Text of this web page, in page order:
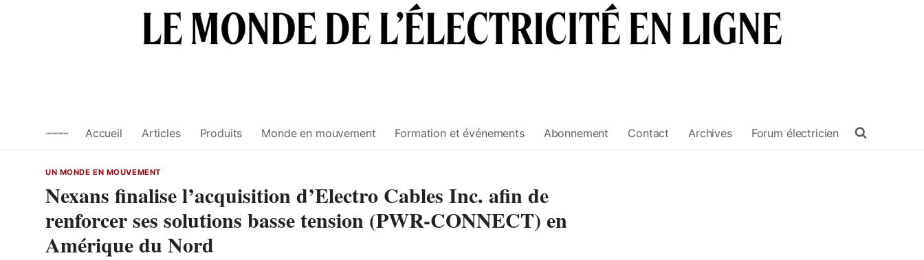
Accueil Articles Produits Monde en mouvement Formation et événements Abonnement Contact Archives Forum électricien
UN MONDE EN MOUVEMENT
Nexans finalise l’acquisition d’Electro Cables Inc. afin de
renforcer ses solutions basse tension (PWR-CONNECT) en
Amérique du Nord